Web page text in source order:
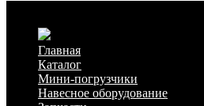
Главная
Каталог
Мини-погрузчики
Навесное оборудование